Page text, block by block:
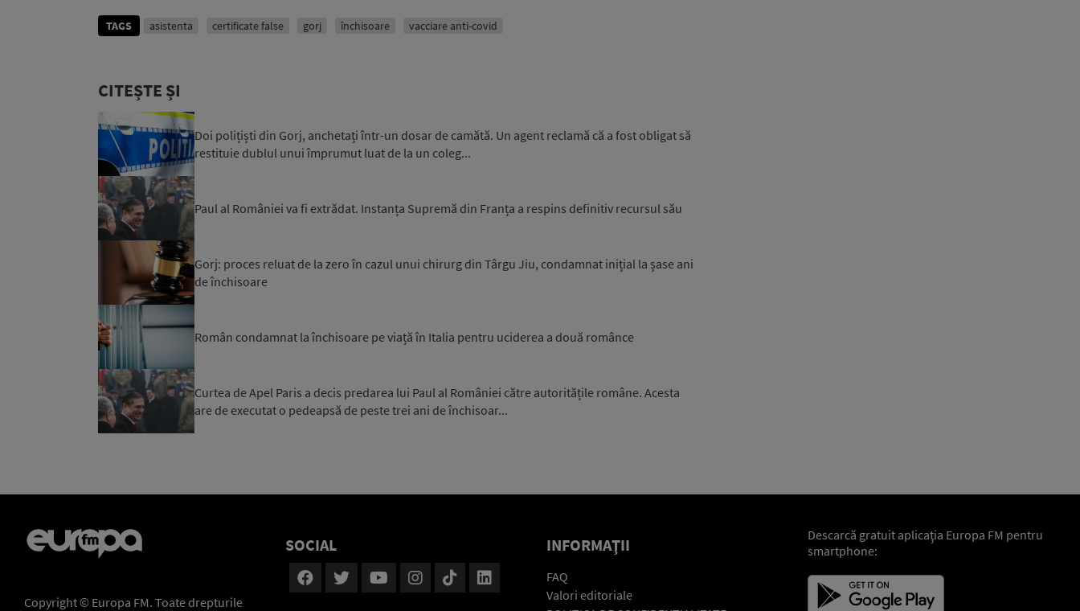
TAGS asistenta certificate false gorj închisoare vacciare anti-covid
CITEȘTE ȘI
Doi polițiști din Gorj, anchetați într-un dosar de camătă. Un agent reclamă că a fost obligat să
restituie dublul unui împrumut luat de la un coleg...
Paul al României va fi extrădat. Instanța Supremă din Franța a respins definitiv recursul său
Gorj: proces reluat de la zero în cazul unui chirurg din Târgu Jiu, condamnat inițial la șase ani
de închisoare
Român condamnat la închisoare pe viață în Italia pentru uciderea a două românce
Curtea de Apel Paris a decis predarea lui Paul al României către autoritățile române. Acesta
are de executat o pedeapsă de peste trei ani de închisoar...
Copyright © Europa FM. Toate drepturile
SOCIAL INFORMAŢII
FAQ
Valori editoriale
Descarcă gratuit aplicaţia Europa FM pentru
smartphone: